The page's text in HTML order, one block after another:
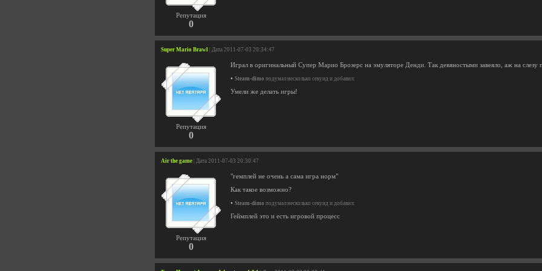
Репутация
0
Super Mario Brawl | Дата 2011-07-03 20:34:47
Репутация
0
Играл в оригинальный Супер Марио Брозерс на эмуляторе Денди. Так девяностыми завеяло, аж на слезу
• Steam-dimo подумал несколько секунд и добавил:
Умели же делать игры!
Air the game | Дата 2011-07-03 20:30:47
Репутация
0
"гемплей не очень а сама игра норм"
Как такое возможно?
• Steam-dimo подумал несколько секунд и добавил:
Геймплей это и есть игровой процесс